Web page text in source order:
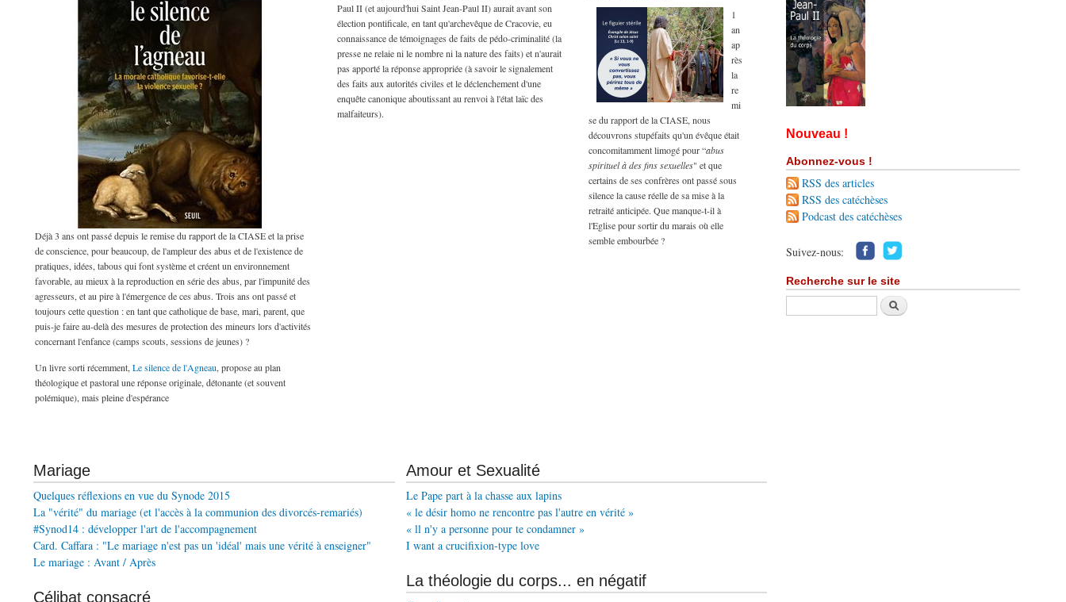
Déjà 3 ans ont passé depuis le remise du rapport de la CIASE et la prise
de conscience, pour beaucoup, de l'ampleur des abus et de l'existence de
pratiques, idées, tabous qui font système et créent un environnement
favorable, au mieux à la reproduction en série des abus, par l'impunité des
agresseurs, et au pire à l'émergence de ces abus. Trois ans ont passé et
toujours cette question : en tant que catholique de base, mari, parent, que
puis-je faire au-delà des mesures de protection des mineurs lors d'activités
concernant l'enfance (camps scouts, sessions de jeunes) ?
Un livre sorti récemment, Le silence de l'Agneau, propose au plan
théologique et pastoral une réponse originale, détonante (et souvent
polémique), mais pleine d'espérance
Paul II (et aujourd'hui Saint Jean-Paul II) aurait avant son
élection pontificale, en tant qu'archevêque de Cracovie, eu
connaissance de témoignages de faits de pédo-criminalité (la
presse ne relaie ni le nombre ni la nature des faits) et n'aurait
pas apporté la réponse appropriée (à savoir le signalement
des faits aux autorités civiles et le déclenchement d'une
enquête canonique aboutissant au renvoi à l'état laïc des
malfaiteurs).
1
an
ap
rès
la
re
mi
se du rapport de la CIASE, nous
découvrons stupéfaits qu'un évêque était
concomitamment limogé pour “abus
spirituel à des fins sexuelles" et que
certains de ses confrères ont passé sous
silence la cause réelle de sa mise à la
retraité anticipée. Que manque-t-il à
l'Eglise pour sortir du marais où elle
semble embourbée ?
Mariage
Quelques réflexions en vue du Synode 2015
La "vérité" du mariage (et l'accès à la communion des divorcés-remariés)
#Synod14 : développer l'art de l'accompagnement
Card. Caffara : "Le mariage n'est pas un 'idéal' mais une vérité à enseigner"
Le mariage : Avant / Après
Célibat consacré
Amour et Sexualité
Le Pape part à la chasse aux lapins
« le désir homo ne rencontre pas l'autre en vérité »
« ll n'y a personne pour te condamner »
I want a crucifixion-type love
La théologie du corps... en négatif
Nouveau !
Abonnez-vous !
RSS des articles
RSS des catéchèses
Podcast des catéchèses
Suivez-nous:
Recherche sur le site
Formulaire de recherche
Recherche